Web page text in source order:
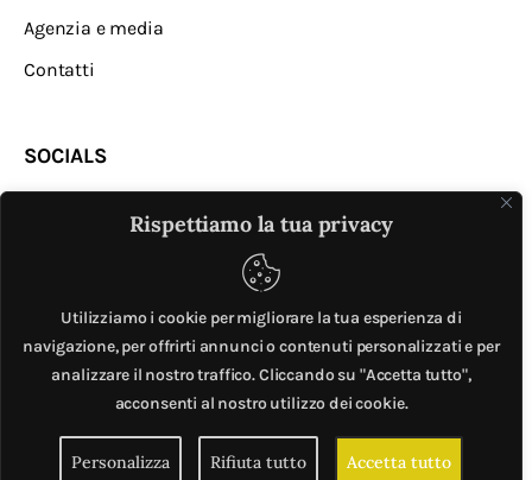
Rispettiamo la tua privacy
Utilizziamo i cookie per migliorare la tua esperienza di
navigazione, per offrirti annunci o contenuti personalizzati e per
analizzare il nostro traffico. Cliccando su "Accetta tutto",
acconsenti al nostro utilizzo dei cookie.
Personalizza Rifiuta tutto Accetta tutto
Agenzia e media
Contatti
SOCIALS
MASTER © è un progetto diMobilita.org. All Rights
Reserved. | Giubox – C.F: DCHGLI85R10G273Z – P.IVA
06776720820 –Privacy e cookie policy